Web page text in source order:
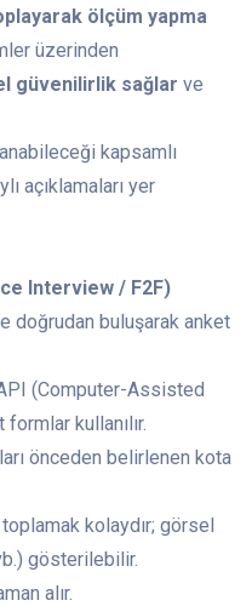
ölçüm yapma
üzerinden
güvenilirlik sağlar ve
kapsamlı
açıklamaları yer
Interview / F2F)
doğrudan buluşarak anket
(Computer-Assisted
kullanılır.
önceden belirlenen kota
toplamak kolaydır; görsel
gösterilebilir.
alır.